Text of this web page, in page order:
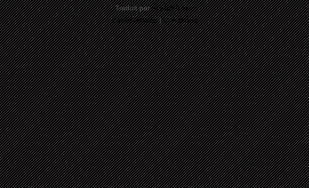
Traduit parphpBB-fr.com
Confidentialité|Conditions